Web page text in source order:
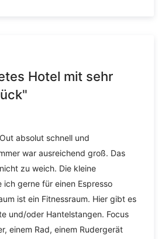
Hotel mit sehr
absolut schnell und
war ausreichend groß. Das
zu weich. Die kleine
ich gerne für einen Espresso
ist ein Fitnessraum. Hier gibt es
und/oder Hantelstangen. Focus
einem Rad, einem Rudergerät